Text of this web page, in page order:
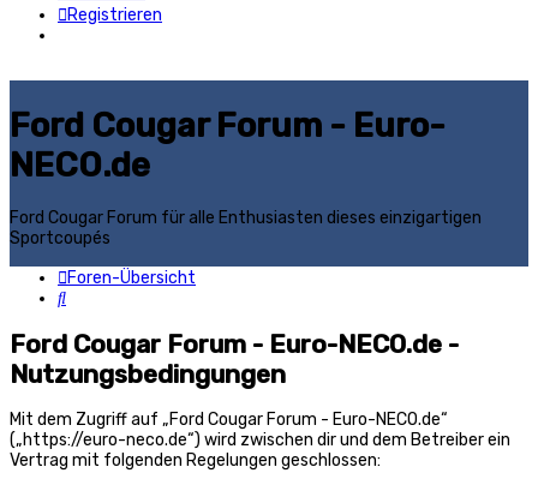
Registrieren
Ford Cougar Forum - Euro-
NECO.de
Ford Cougar Forum für alle Enthusiasten dieses einzigartigen
Sportcoupés
Foren-Übersicht
Suche
Ford Cougar Forum - Euro-NECO.de -
Nutzungsbedingungen
Mit dem Zugriff auf „Ford Cougar Forum - Euro-NECO.de“
(„https://euro-neco.de“) wird zwischen dir und dem Betreiber ein
Vertrag mit folgenden Regelungen geschlossen: